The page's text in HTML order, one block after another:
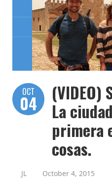
OCT
04
(VIDEO)
La
primera
cosas.
JL October 4, 2015